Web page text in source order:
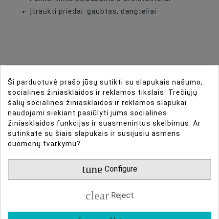
Įtraukti priedai: gaubtas, dangteliai
DAUGIAU INFORMACIJOS
DUOMENŲ LAPAS
Ši parduotuvė prašo jūsų sutikti su slapukais našumo,
socialinės žiniasklaidos ir reklamos tikslais. Trečiųjų
šalių socialinės žiniasklaidos ir reklamos slapukai
naudojami siekiant pasiūlyti jums socialinės
žiniasklaidos funkcijas ir suasmenintus skelbimus. Ar
sutinkate su šiais slapukais ir susijusiu asmens
duomenų tvarkymu?
tune Configure
clear Reject